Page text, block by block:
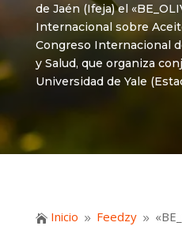
de Jaén (Ifeja) el
Internacional sobre
Congreso Internacional
y Salud, que organiza
Universidad de Yale
 Inicio 9 Feedzy 9